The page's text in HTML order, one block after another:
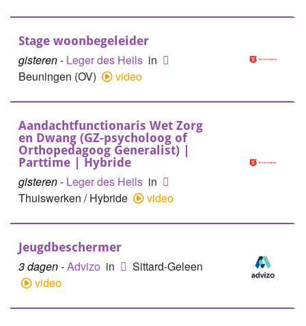
Stage woonbegeleider
gisteren- Leger des Heils in
Beuningen (OV)
video
Aandachtfunctionaris Wet Zorg
en Dwang (GZ-psycholoog of
Orthopedagoog Generalist) |
Parttime | Hybride
gisteren- Leger des Heils in
Thuiswerken / Hybride
video
Jeugdbeschermer
3 dagen-Advizo in
Sittard-Geleen
video